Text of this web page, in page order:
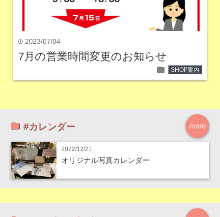
time 2023/07/04
7月の営業時間変更のお知らせ
folder SHOP案内
more
#カレンダー
2022/12/21
オリジナル写真カレンダー